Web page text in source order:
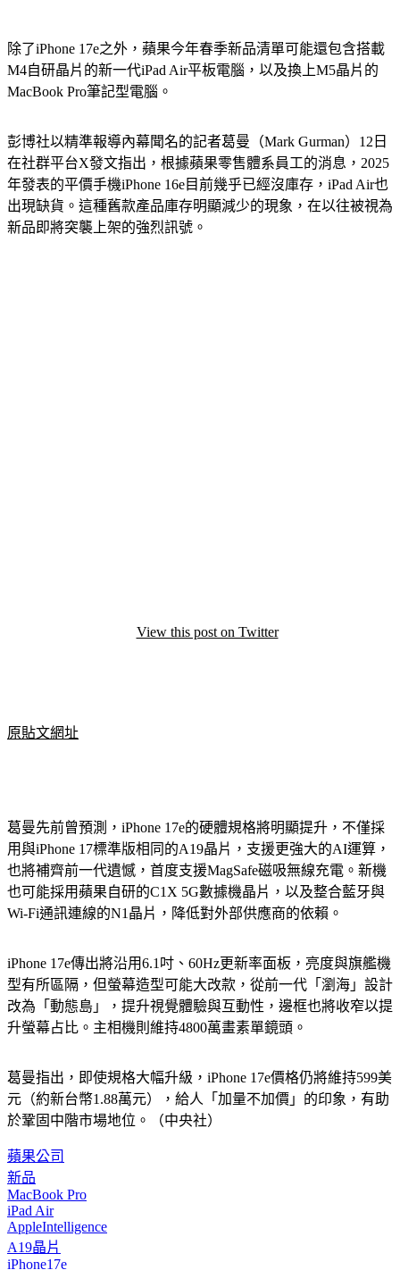
除了iPhone 17e之外，蘋果今年春季新品清單可能還包含搭載
M4自研晶片的新一代iPad Air平板電腦，以及換上M5晶片的
MacBook Pro筆記型電腦。
彭博社以精準報導內幕聞名的記者葛曼（Mark Gurman）12日
在社群平台X發文指出，根據蘋果零售體系員工的消息，2025
年發表的平價手機iPhone 16e目前幾乎已經沒庫存，iPad Air也
出現缺貨。這種舊款產品庫存明顯減少的現象，在以往被視為
新品即將突襲上架的強烈訊號。
View this post on Twitter
原貼文網址
葛曼先前曾預測，iPhone 17e的硬體規格將明顯提升，不僅採
用與iPhone 17標準版相同的A19晶片，支援更強大的AI運算，
也將補齊前一代遺憾，首度支援MagSafe磁吸無線充電。新機
也可能採用蘋果自研的C1X 5G數據機晶片，以及整合藍牙與
Wi-Fi通訊連線的N1晶片，降低對外部供應商的依賴。
iPhone 17e傳出將沿用6.1吋、60Hz更新率面板，亮度與旗艦機
型有所區隔，但螢幕造型可能大改款，從前一代「瀏海」設計
改為「動態島」，提升視覺體驗與互動性，邊框也將收窄以提
升螢幕占比。主相機則維持4800萬畫素單鏡頭。
葛曼指出，即使規格大幅升級，iPhone 17e價格仍將維持599美
元（約新台幣1.88萬元），給人「加量不加價」的印象，有助
於鞏固中階市場地位。（中央社）
蘋果公司
新品
MacBook Pro
iPad Air
AppleIntelligence
A19晶片
iPhone17e